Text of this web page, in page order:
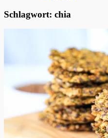
Schlagwort: chia